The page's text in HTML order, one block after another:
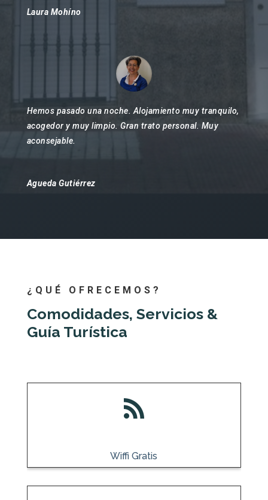
Laura Mohíno
Hemos pasado una noche. Alojamiento muy tranquilo,
acogedor y muy limpio. Gran trato personal. Muy
aconsejable.
Agueda Gutiérrez
¿QUÉ OFRECEMOS?
Comodidades, Servicios &
Guía Turística

Wiffi Gratis